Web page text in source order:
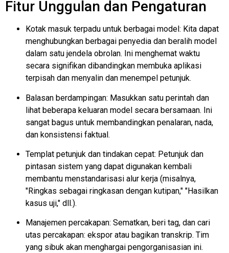
Fitur Unggulan dan Pengaturan
Kotak masuk terpadu untuk berbagai model: Kita dapat
menghubungkan berbagai penyedia dan beralih model
dalam satu jendela obrolan. Ini menghemat waktu
secara signifikan dibandingkan membuka aplikasi
terpisah dan menyalin dan menempel petunjuk.
Balasan berdampingan: Masukkan satu perintah dan
lihat beberapa keluaran model secara bersamaan. Ini
sangat bagus untuk membandingkan penalaran, nada,
dan konsistensi faktual.
Templat petunjuk dan tindakan cepat: Petunjuk dan
pintasan sistem yang dapat digunakan kembali
membantu menstandarisasi alur kerja (misalnya,
"Ringkas sebagai ringkasan dengan kutipan," "Hasilkan
kasus uji," dll.).
Manajemen percakapan: Sematkan, beri tag, dan cari
utas percakapan: ekspor atau bagikan transkrip. Tim
yang sibuk akan menghargai pengorganisasian ini.